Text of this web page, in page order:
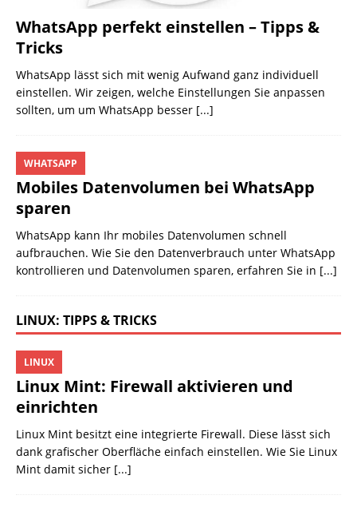
WhatsApp perfekt einstellen – Tipps &
Tricks
WhatsApp lässt sich mit wenig Aufwand ganz individuell
einstellen. Wir zeigen, welche Einstellungen Sie anpassen
sollten, um um WhatsApp besser [...]
Mobiles Datenvolumen bei WhatsApp
sparen
WHATSAPP
WhatsApp kann Ihr mobiles Datenvolumen schnell
aufbrauchen. Wie Sie den Datenverbrauch unter WhatsApp
kontrollieren und Datenvolumen sparen, erfahren Sie in [...]
LINUX: TIPPS & TRICKS
Linux Mint: Firewall aktivieren und
einrichten
LINUX
Linux Mint besitzt eine integrierte Firewall. Diese lässt sich
dank grafischer Oberfläche einfach einstellen. Wie Sie Linux
Mint damit sicher [...]